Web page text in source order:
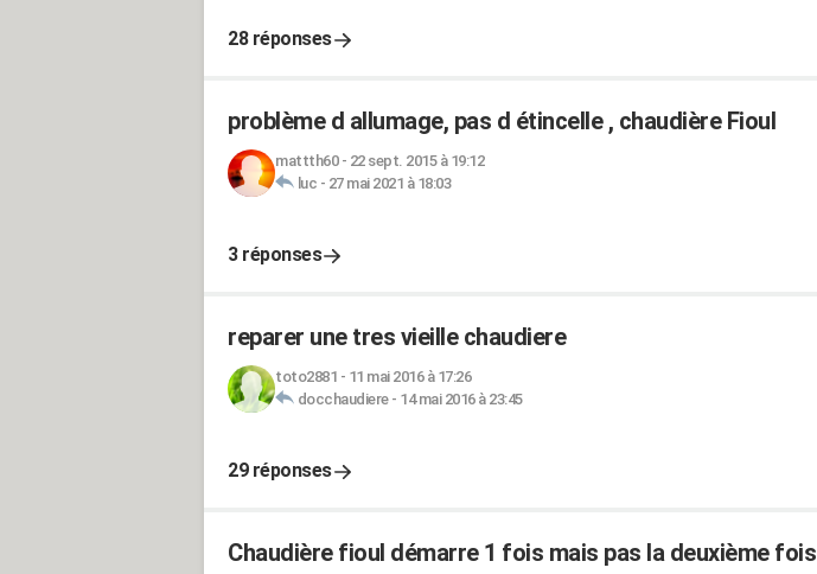
28 réponses
problème d allumage, pas d étincelle , chaudière Fioul
mattth60- 22 sept. 2015 à 19:12
luc - 27 mai 2021 à 18:03
3 réponses
reparer une tres vieille chaudiere
toto2881 - 11 mai 2016 à 17:26
docchaudiere- 14 mai 2016 à 23:45
29 réponses
Chaudière fioul démarre 1 fois mais pas la deuxième fois